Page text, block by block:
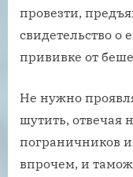
провезти,
свидетельство о
прививке от
Не нужно
шутить, отвечая
пограничников и
впрочем, и